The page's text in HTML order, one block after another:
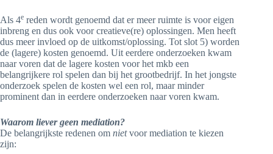
Als 4e reden wordt genoemd dat er meer ruimte is voor eigen
inbreng en dus ook voor creatieve(re) oplossingen. Men heeft
dus meer invloed op de uitkomst/oplossing. Tot slot 5) worden
de (lagere) kosten genoemd. Uit eerdere onderzoeken kwam
naar voren dat de lagere kosten voor het mkb een
belangrijkere rol spelen dan bij het grootbedrijf. In het jongste
onderzoek spelen de kosten wel een rol, maar minder
prominent dan in eerdere onderzoeken naar voren kwam.
Waarom liever geen mediation?
De belangrijkste redenen om nietvoor mediation te kiezen
zijn: